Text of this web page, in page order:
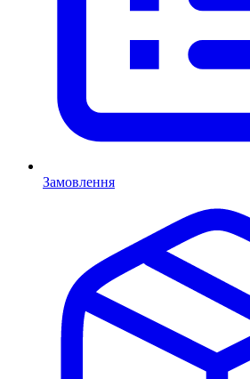
Замовлення